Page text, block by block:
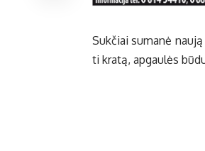
Suk­čiai su­ma­nė
ti kra­tą, ap­gau­lės